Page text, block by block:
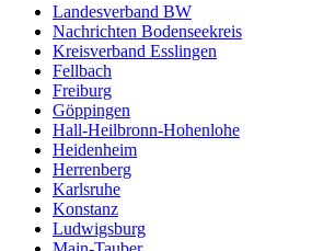
Landesverband BW
Nachrichten Bodenseekreis
Kreisverband Esslingen
Fellbach
Freiburg
Göppingen
Hall-Heilbronn-Hohenlohe
Heidenheim
Herrenberg
Karlsruhe
Konstanz
Ludwigsburg